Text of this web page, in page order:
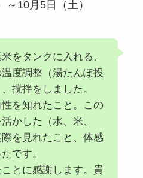
10月5日（土）
をタンクに入れる、
度調整（湯たんぽ投
撹拌をしました。
を知れたこと。この
かした（水、米、
を見れたこと、体感
です。
とに感謝します。貴